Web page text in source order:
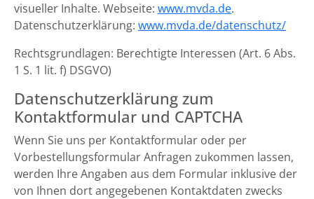
visueller Inhalte. Webseite: www.mvda.de.
Datenschutzerklärung: www.mvda.de/datenschutz/
Rechtsgrundlagen: Berechtigte Interessen (Art. 6 Abs.
1 S. 1 lit. f) DSGVO)
Datenschutzerklärung zum
Kontaktformular und CAPTCHA
Wenn Sie uns per Kontaktformular oder per
Vorbestellungsformular Anfragen zukommen lassen,
werden Ihre Angaben aus dem Formular inklusive der
von Ihnen dort angegebenen Kontaktdaten zwecks